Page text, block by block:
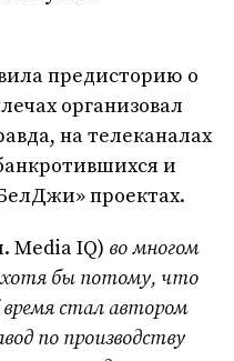
предисторию о
организовал
на телеканалах
и
проектах.
Media IQ) во многом
хотя бы потому, что
время стал автором
по производству